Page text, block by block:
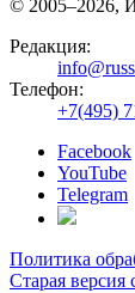
© 2005–2026,
Редакция:
Телефон:
+7(495)
Facebook
YouTube
Telegram
Политика
Старая версия